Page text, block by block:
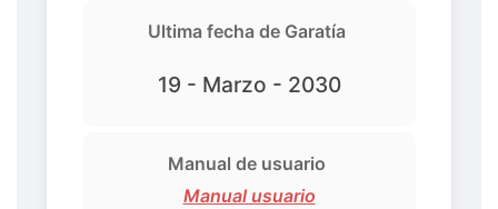
Ultima fecha de Garatía
19 - Marzo - 2030
Manual de usuario
Manual usuario